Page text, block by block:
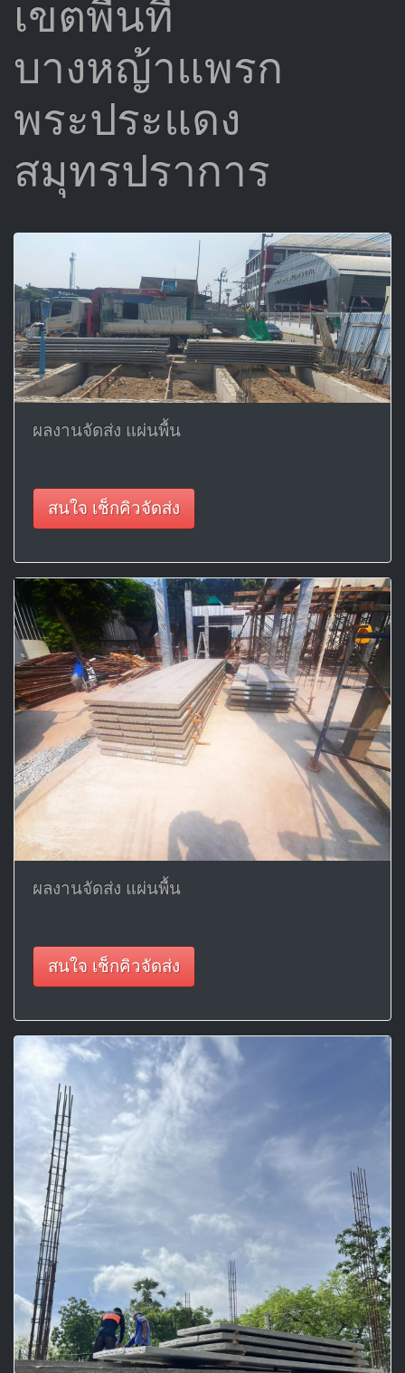
เขตพื้นที่
บางหญ้าแพรก
พระประแดง
สมุทรปราการ
ผลงานจัดส่ง แผ่นพื้น
สนใจ เช็กคิวจัดส่ง
ผลงานจัดส่ง แผ่นพื้น
สนใจ เช็กคิวจัดส่ง